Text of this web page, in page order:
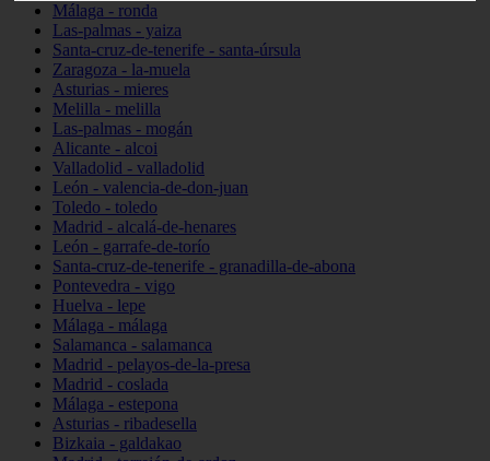
Málaga - ronda
Las-palmas - yaiza
Santa-cruz-de-tenerife - santa-úrsula
Zaragoza - la-muela
Asturias - mieres
Melilla - melilla
Las-palmas - mogán
Alicante - alcoi
Valladolid - valladolid
León - valencia-de-don-juan
Toledo - toledo
Madrid - alcalá-de-henares
León - garrafe-de-torío
Santa-cruz-de-tenerife - granadilla-de-abona
Pontevedra - vigo
Huelva - lepe
Málaga - málaga
Salamanca - salamanca
Madrid - pelayos-de-la-presa
Madrid - coslada
Málaga - estepona
Asturias - ribadesella
Bizkaia - galdakao